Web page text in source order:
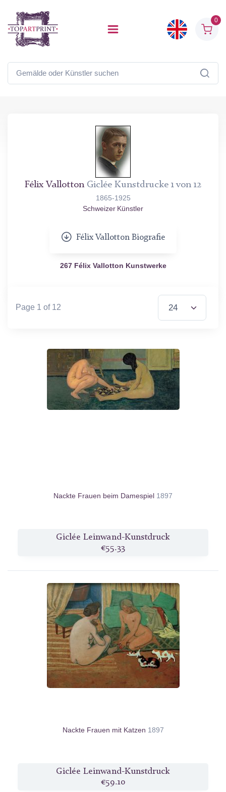
0
Félix Vallotton Giclée Kunstdrucke 1 von 12
1865-1925
Schweizer Künstler
Félix Vallotton Biografie
267 Félix Vallotton Kunstwerke
Page 1 of 12
Items per Page
Nackte Frauen beim Damespiel 1897
Giclée Leinwand-Kunstdruck
€55.33
Nackte Frauen mit Katzen 1897
Giclée Leinwand-Kunstdruck
€59.10